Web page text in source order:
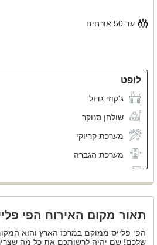
עד 50 אורחים
לופט
ג'קוזי גדול
שולחן סנוקר
מערכת קריוקי
מערכת הגברה
מיני בר מים
מיקרוגל
תאור מקום האירוח הפי
הפי פלייס ממוקם במרכז הארץ והוא
שלכם! שם יהיה לרשותכם את כל מה